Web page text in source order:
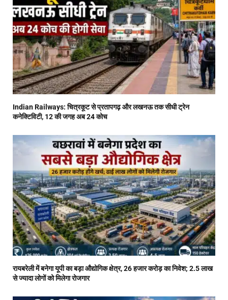
Indian Railways: चित्रकूट से प्रतापगढ़ और लखनऊ तक सीधी ट्रेन
कनेक्टिविटी, 12 की जगह अब 24 कोच
रायबरेली में बनेगा यूपी का बड़ा औद्योगिक क्षेत्र, 26 हजार करोड़ का निवेश; 2.5 लाख
से ज्यादा लोगों को मिलेगा रोजगार